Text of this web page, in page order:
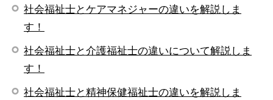
社会福祉士とケアマネジャーの違いを解説しま
す！
社会福祉士と介護福祉士の違いについて解説しま
す！
社会福祉士と精神保健福祉士の違いを解説しま